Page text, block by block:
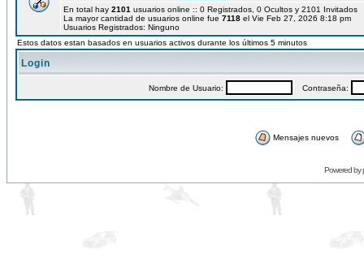
En total hay 2101 usuarios online :: 0 Registrados, 0 Ocultos y 2101
La mayor cantidad de usuarios online fue 7118 el Vie Feb 27, 2026 8:18 pm
Usuarios Registrados: Ninguno
Estos datos estan basados en usuarios activos durante los últimos 5 minutos
Login
Nombre de Usuario: Contraseña:
Mensajes nuevos
Powered by